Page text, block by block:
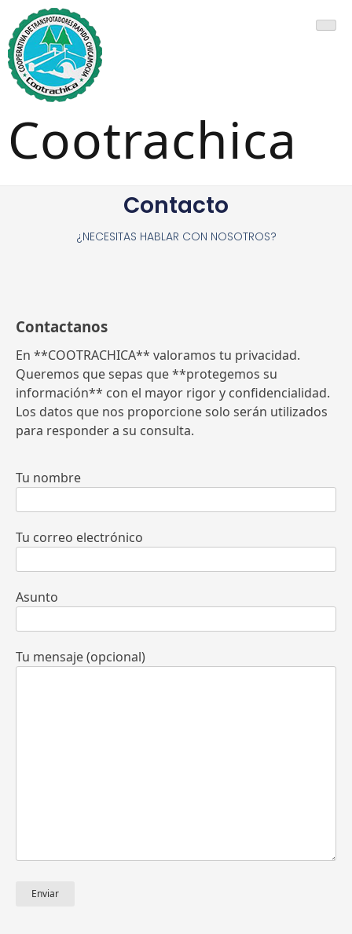
Cootrachica
Contacto
¿NECESITAS HABLAR CON NOSOTROS?
Contactanos
En **COOTRACHICA** valoramos tu privacidad.
Queremos que sepas que **protegemos su
información** con el mayor rigor y confidencialidad.
Los datos que nos proporcione solo serán utilizados
para responder a su consulta.
Tu nombre
Tu correo electrónico
Asunto
Tu mensaje (opcional)